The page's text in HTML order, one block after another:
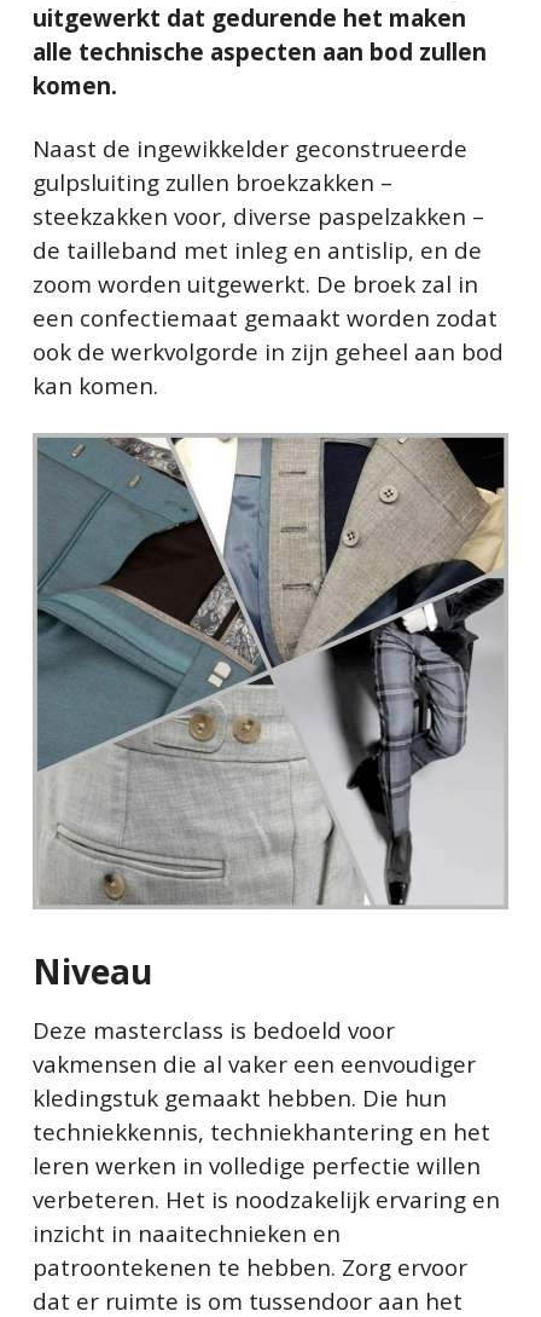
uitgewerkt dat gedurende het maken
alle technische aspecten aan bod zullen
komen.
Naast de ingewikkelder geconstrueerde
gulpsluiting zullen broekzakken –
steekzakken voor, diverse paspelzakken –
de tailleband met inleg en antislip, en de
zoom worden uitgewerkt. De broek zal in
een confectiemaat gemaakt worden zodat
ook de werkvolgorde in zijn geheel aan bod
kan komen.
Niveau
Deze masterclass is bedoeld voor
vakmensen die al vaker een eenvoudiger
kledingstuk gemaakt hebben. Die hun
techniekkennis, techniekhantering en het
leren werken in volledige perfectie willen
verbeteren. Het is noodzakelijk ervaring en
inzicht in naaitechnieken en
patroontekenen te hebben. Zorg ervoor
dat er ruimte is om tussendoor aan het